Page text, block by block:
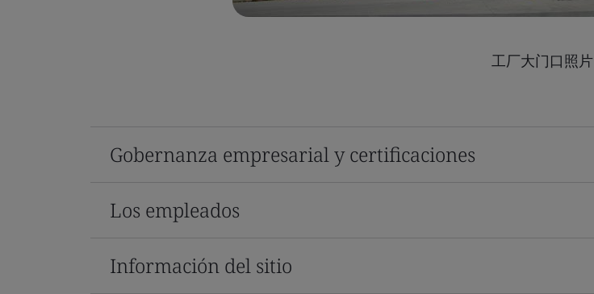
工厂大门口照片
Gobernanza empresarial y certificaciones
Los empleados
Información del sitio